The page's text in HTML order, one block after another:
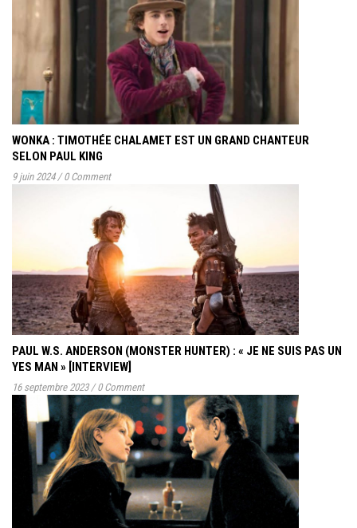
WONKA : TIMOTHÉE CHALAMET EST UN GRAND CHANTEUR
SELON PAUL KING
9 juin 2024 / 0 Comment
PAUL W.S. ANDERSON (MONSTER HUNTER) : « JE NE SUIS PAS UN
YES MAN » [INTERVIEW]
16 septembre 2023 / 0 Comment